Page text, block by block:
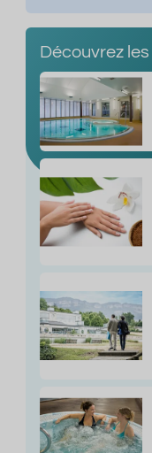
Découvrez